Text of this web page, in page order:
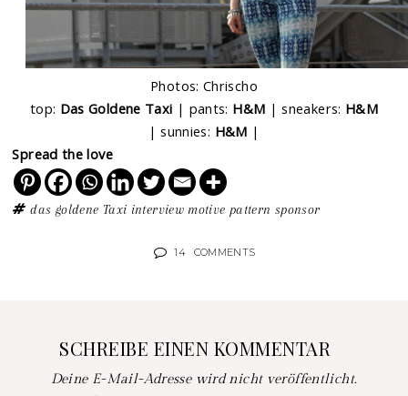
Photos: Chrischo
top: Das Goldene Taxi | pants: H&M | sneakers: H&M
| sunnies: H&M |
Spread the love
das goldene Taxi interview motive pattern sponsor
14 COMMENTS
SCHREIBE EINEN KOMMENTAR
Deine E-Mail-Adresse wird nicht veröffentlicht.